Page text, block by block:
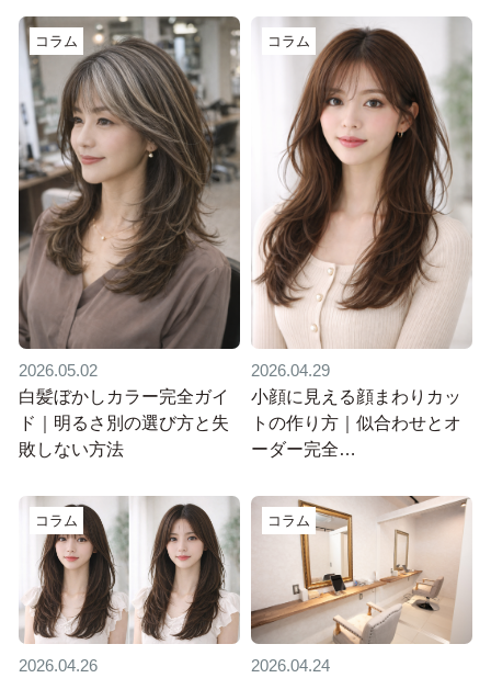
コラム
2026.05.02
白髪ぼかしカラー完全ガイ
ド｜明るさ別の選び方と失
敗しない方法
コラム
2026.04.29
小顔に見える顔まわりカッ
トの作り方｜似合わせとオ
ーダー完全…
コラム
2026.04.26
コラム
2026.04.24